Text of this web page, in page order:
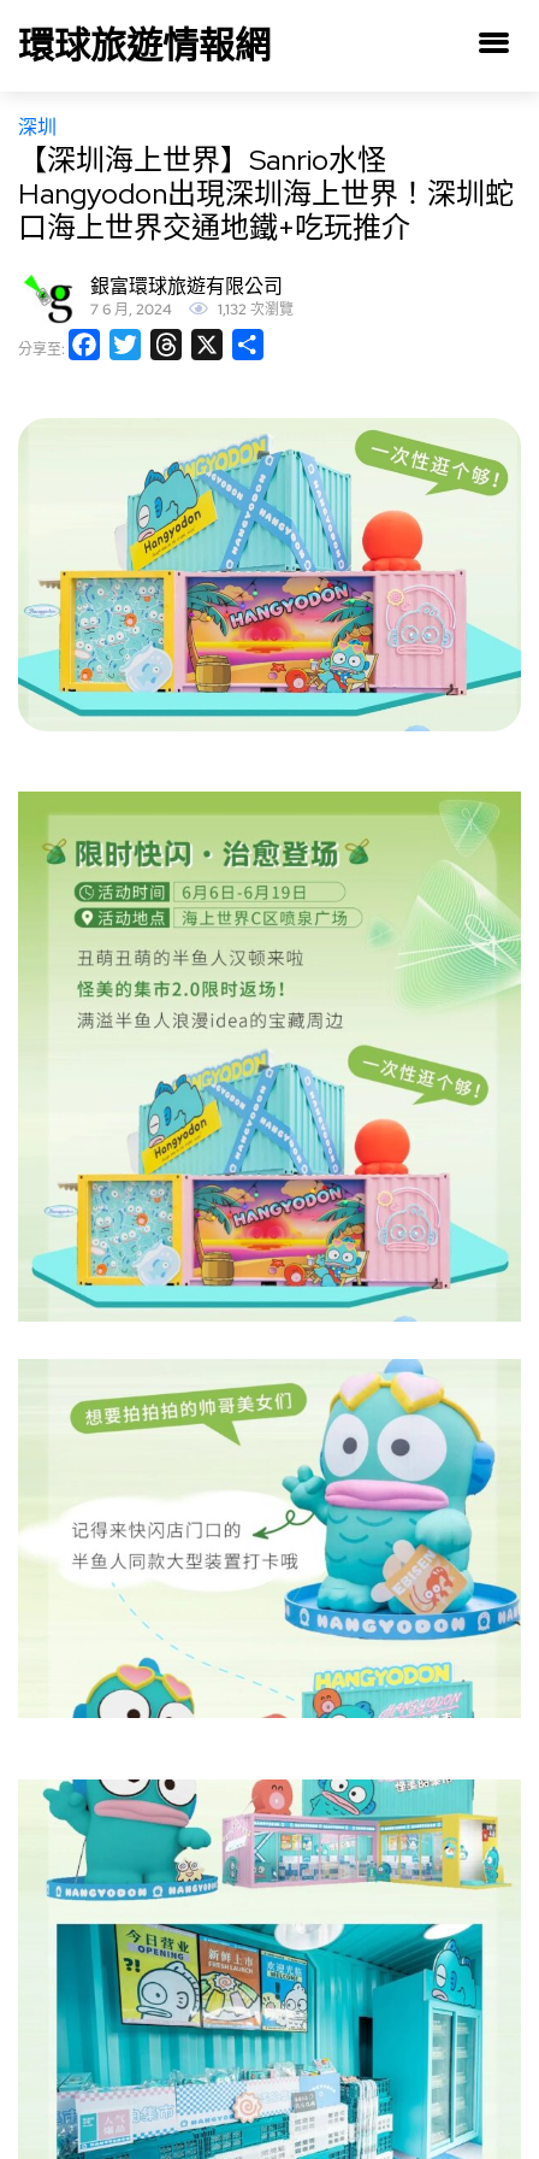
環球旅遊情報網
深圳
【深圳海上世界】Sanrio水怪
Hangyodon出現深圳海上世界！深圳蛇
口海上世界交通地鐵+吃玩推介
銀富環球旅遊有限公司
7 6 月, 2024 1,132 次瀏覽
分享至: FacebookTwitterThreads